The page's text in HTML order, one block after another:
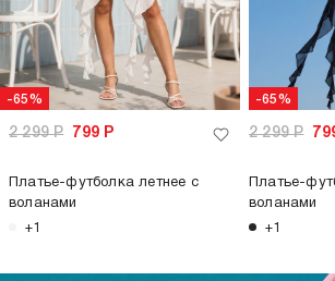
-65%
2 299Р 799 Р
Платье-футболка летнее с
воланами
+1
-65%
2 299Р
Платье-
воланами
+1